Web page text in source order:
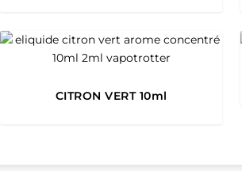
CITRON VERT 10ml